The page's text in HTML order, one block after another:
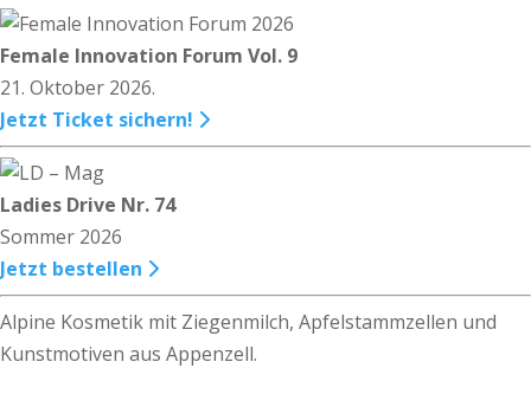
Female Innovation Forum Vol. 9
21. Oktober 2026.
Jetzt Ticket sichern!
Ladies Drive Nr. 74
Sommer 2026
Jetzt bestellen
Alpine Kosmetik mit Ziegenmilch, Apfelstammzellen und
Kunstmotiven aus Appenzell.